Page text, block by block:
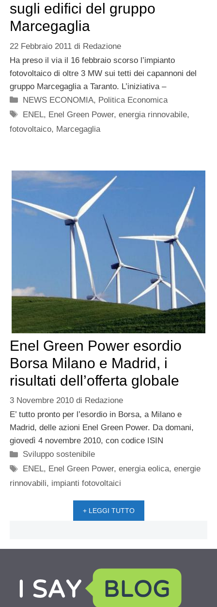
sugli edifici del gruppo
Marcegaglia
22 Febbraio 2011 di Redazione
Ha preso il via il 16 febbraio scorso l’impianto
fotovoltaico di oltre 3 MW sui tetti dei capannoni del
gruppo Marcegaglia a Taranto. L’iniziativa –
Categorie
NEWS ECONOMIA, Politica Economica
Tag
ENEL, Enel Green Power,energia rinnovabile,
fotovoltaico, Marcegaglia
Enel Green Power esordio
Borsa Milano e Madrid, i
risultati dell’offerta globale
3 Novembre 2010 di Redazione
E’ tutto pronto per l’esordio in Borsa, a Milano e
Madrid, delle azioni Enel Green Power. Da domani,
giovedì 4 novembre 2010, con codice ISIN
Categorie
Sviluppo sostenibile
Tag
ENEL, Enel Green Power,energia eolica,energie
rinnovabili, impianti fotovoltaici
+ LEGGI TUTTO